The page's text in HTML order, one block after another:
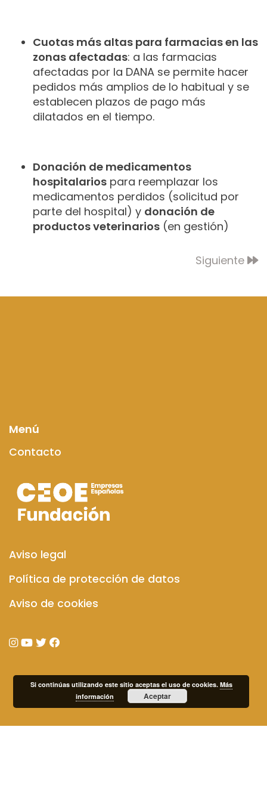
Cuotas más altas para farmacias en las
zonas afectadas: a las farmacias
afectadas por la DANA se permite hacer
pedidos más amplios de lo habitual y se
establecen plazos de pago más
dilatados en el tiempo.
Donación de medicamentos
hospitalarios para reemplazar los
medicamentos perdidos (solicitud por
parte del hospital) y donación de
productos veterinarios (en gestión)
Siguiente
Menú
Contacto
Aviso legal
Política de protección de datos
Aviso de cookies
Si continúas utilizando este sitio aceptas el uso de cookies. Más
información
Aceptar